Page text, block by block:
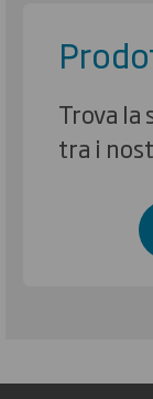
Trova la
tra i